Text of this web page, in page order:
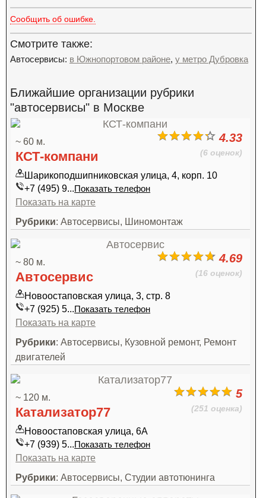
Сообщить об ошибке.
Смотрите также:
Автосервисы: в Южнопортовом районе, у метро Дубровка
Ближайшие организации рубрики
"автосервисы" в Москве
4.33
(6 оценок)
~ 60 м.
КСТ-компани
Шарикоподшипниковская улица, 4, корп. 10
+7 (495) 9...Показать телефон
Показать на карте
Рубрики: Автосервисы, Шиномонтаж
4.69
(16 оценок)
~ 80 м.
Автосервис
Новоостаповская улица, 3, стр. 8
+7 (925) 5...Показать телефон
Показать на карте
Рубрики: Автосервисы, Кузовной ремонт, Ремонт
двигателей
5
(251 оценка)
~ 120 м.
Катализатор77
Новоостаповская улица, 6А
+7 (939) 5...Показать телефон
Показать на карте
Рубрики: Автосервисы, Студии автотюнинга